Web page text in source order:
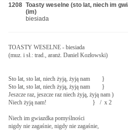
1208 Toasty weselne (sto lat, niech im
(im)
biesiada
TOASTY WESELNE - biesiada
(muz. i sł.: trad., aranż. Daniel Kozłowski)
Sto lat, sto lat, niech żyją, żyją nam        }
Sto lat, sto lat, niech żyją, żyją nam        }
Jeszcze raz, jeszcze raz niech żyją, żyją nam )
Niech żyją nam!                               }   /  x 2
Niech im gwiazdka pomyślności
nigdy nie zagaśnie, nigdy nie zagaśnie,